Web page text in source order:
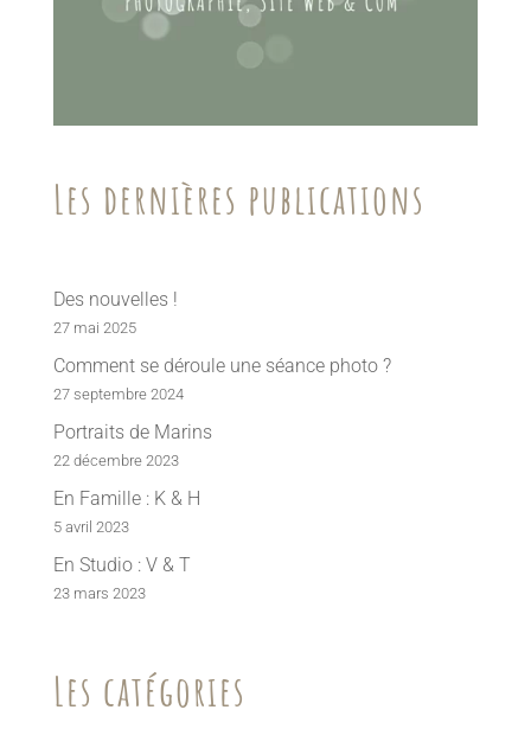
Les dernières publications
Des nouvelles !
27 mai 2025
Comment se déroule une séance photo ?
27 septembre 2024
Portraits de Marins
22 décembre 2023
En Famille : K & H
5 avril 2023
En Studio : V & T
23 mars 2023
Les catégories